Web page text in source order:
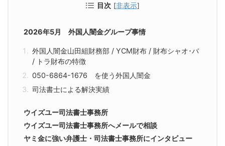
目次 [非表示]
2026年5月 外国人闇金グループ事情
外国人闇金山田組財務部 / YCM財布 / 財布シャオ･バ
/ トラ財布の特徴
050-6864-1676 を使う外国人闇金
司法書士による解決実績
ウイズユー司法書士事務所
ウイズユー司法書士事務所へメールで相談
ヤミ金に強い弁護士・司法書士事務所にインタビュー